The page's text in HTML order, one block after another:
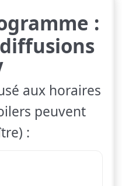
:
aux horaires
peuvent
: